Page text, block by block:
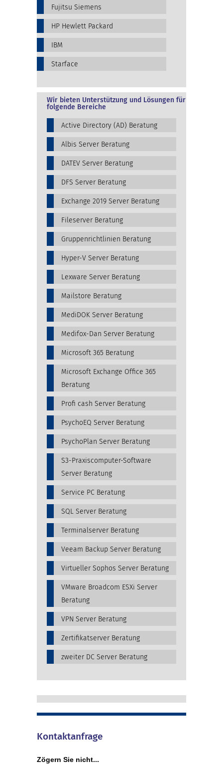
Fujitsu Siemens
HP Hewlett Packard
IBM
Starface
Wir bieten Unterstützung und Lösungen für
folgende Bereiche
Active Directory (AD) Beratung
Albis Server Beratung
DATEV Server Beratung
DFS Server Beratung
Exchange 2019 Server Beratung
Fileserver Beratung
Gruppenrichtlinien Beratung
Hyper-V Server Beratung
Lexware Server Beratung
Mailstore Beratung
MediDOK Server Beratung
Medifox-Dan Server Beratung
Microsoft 365 Beratung
Microsoft Exchange Office 365
Beratung
Profi cash Server Beratung
PsychoEQ Server Beratung
PsychoPlan Server Beratung
S3-Praxiscomputer-Software
Server Beratung
Service PC Beratung
SQL Server Beratung
Terminalserver Beratung
Veeam Backup Server Beratung
Virtueller Sophos Server Beratung
VMware Broadcom ESXi Server
Beratung
VPN Server Beratung
Zertifikatserver Beratung
zweiter DC Server Beratung
Kontaktanfrage
Zögern Sie nicht...